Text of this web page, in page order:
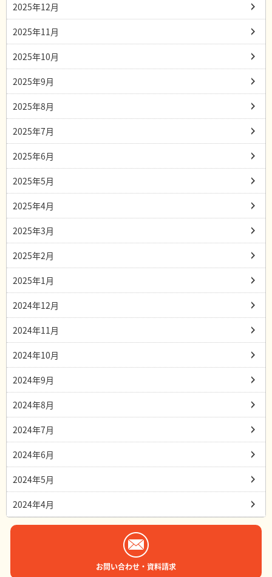
2025年12月
2025年11月
2025年10月
2025年9月
2025年8月
2025年7月
2025年6月
2025年5月
2025年4月
2025年3月
2025年2月
2025年1月
2024年12月
2024年11月
2024年10月
2024年9月
2024年8月
2024年7月
2024年6月
2024年5月
2024年4月
お問い合わせ・資料請求